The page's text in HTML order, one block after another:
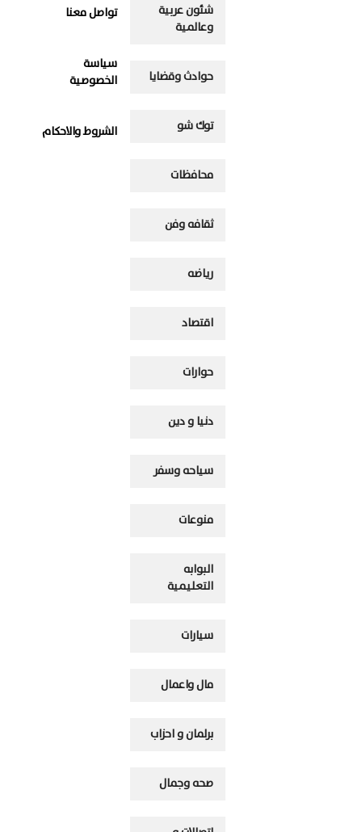
شئون عربية
وعالمية
حوادث وقضايا
توك شو
محافظات
ثقافه وفن
رياضه
اقتصاد
حوارات
دنيا و دين
سياحه وسفر
منوعات
البوابه
التعليمية
سيارات
مال واعمال
برلمان و احزاب
صحه وجمال
تواصل معنا
سياسة
الخصوصية
الشروط والاحكام